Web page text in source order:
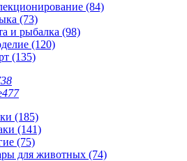
(84)
(73)
и рыбалка (98)
(120)
(135)
477
(185)
(141)
(75)
для животных (74)